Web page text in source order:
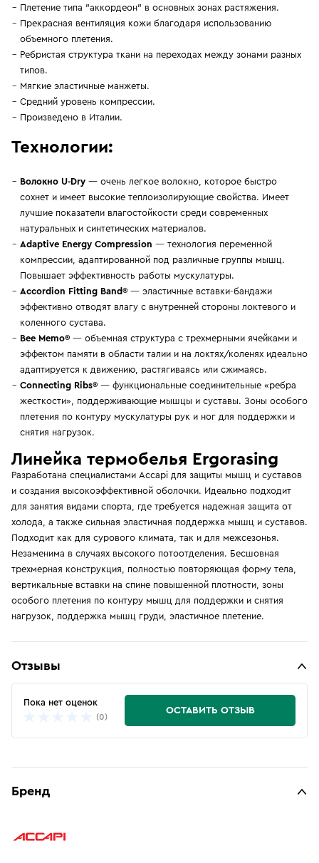
Плетение типа "аккордеон" в основных зонах растяжения.
Прекрасная вентиляция кожи благодаря использованию
объемного плетения.
Ребристая структура ткани на переходах между зонами разных
типов.
Мягкие эластичные манжеты.
Средний уровень компрессии.
Произведено в Италии.
Технологии:
Волокно U-Dry — очень легкое волокно, которое быстро
сохнет и имеет высокие теплоизолирующие свойства. Имеет
лучшие показатели влагостойкости среди современных
натуральных и синтетических материалов.
Adaptive Energy Compression — технология переменной
компрессии, адаптированной под различные группы мышц.
Повышает эффективность работы мускулатуры.
Accordion Fitting Band® — эластичные вставки-бандажи
эффективно отводят влагу с внутренней стороны локтевого и
коленного сустава.
Bee Memo® — объемная структура с трехмерными ячейками и
эффектом памяти в области талии и на локтях/коленях идеально
адаптируется к движению, растягиваясь или сжимаясь.
Connecting Ribs® — функциональные соединительные «ребра
жесткости», поддерживающие мышцы и суставы. Зоны особого
плетения по контуру мускулатуры рук и ног для поддержки и
снятия нагрузок.
Линейка термобелья Ergorasing
Разработана специалистами Accapi для защиты мышц и суставов
и создания высокоэффективной оболочки. Идеально подходит
для занятия видами спорта, где требуется надежная защита от
холода, а также сильная эластичная поддержка мышц и суставов.
Подходит как для сурового климата, так и для межсезонья.
Незаменима в случаях высокого потоотделения. Бесшовная
трехмерная конструкция, полностью повторяющая форму тела,
вертикальные вставки на спине повышенной плотности, зоны
особого плетения по контуру мышц для поддержки и снятия
нагрузок, поддержка мышц груди, эластичное плетение.
Отзывы
Пока нет оценок
(0)
ОСТАВИТЬ ОТЗЫВ
Бренд